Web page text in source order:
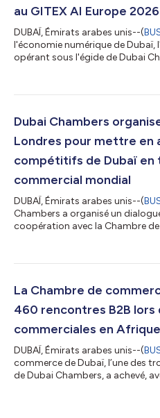
au GITEX AI Europe 2026
DUBAÏ, Émirats arabes unis--(
l'économie numérique de Dubaï,
opérant sous l'égide de Dubai
l'événement qui se déroulera du
dans le cadre de ses efforts
Dubai Chambers
Londres pour mettre en
compétitifs de Dubaï en
commercial mondial
DUBAÏ, Émirats arabes unis--(
Chambers a organisé un
coopération avec la Chambre
auprès d’un groupe
et PDG de Dubai Chambers a
La Chambre de
460 rencontres B2B lors
commerciales en Afrique
DUBAÏ, Émirats arabes unis--(
commerce de Dubaï, l’une des
de Dubai Chambers, a achevé,